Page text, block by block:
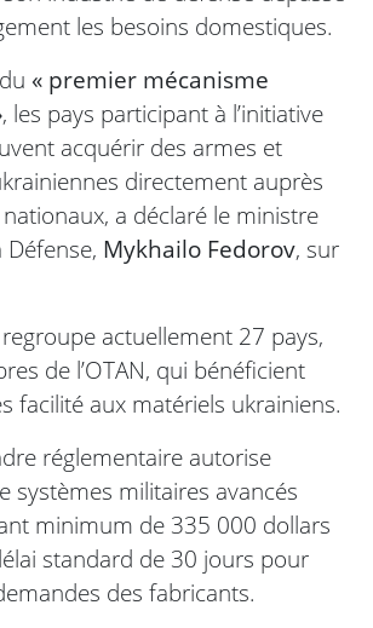
les besoins domestiques.
« premier mécanisme
, les pays participant à l’initiative
acquérir des armes et
directement auprès
a déclaré le ministre
Mykhailo Fedorov, sur
actuellement 27 pays,
de l’OTAN, qui bénéficient
facilité aux matériels ukrainiens.
réglementaire autorise
systèmes militaires avancés
minimum de 335 000 dollars
standard de 30 jours pour
des fabricants.